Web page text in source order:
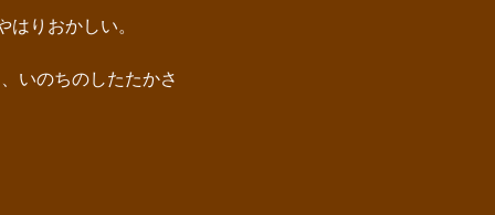
りおかしい。
いのちのしたたかさ